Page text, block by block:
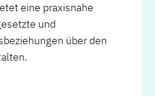
eine praxisnahe
und
über den